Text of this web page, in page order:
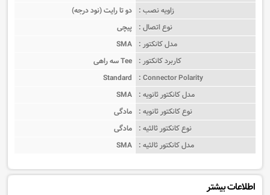
زاویه نصب : دو تا رایت (نود درجه)
نوع اتصال : پیچی
مدل کانکتور : SMA
کاربرد کانکتور : سه راهی Tee
Connector Polarity :
Standard
مدل کانکتور ثانویه : SMA
نوع کانکتور ثانویه : مادگی
نوع کانکتور ثالثیه : مادگی
مدل کانکتور ثالثیه : SMA
اطلاعات بیشتر